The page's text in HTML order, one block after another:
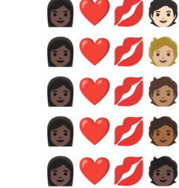
👩🏿‍❤️‍💋‍🧑🏻
👩🏿‍❤️‍💋‍🧑🏼
👩🏿‍❤️‍💋‍🧑🏽
👩🏿‍❤️‍💋‍🧑🏾
👩🏿‍❤️‍💋‍🧑🏿